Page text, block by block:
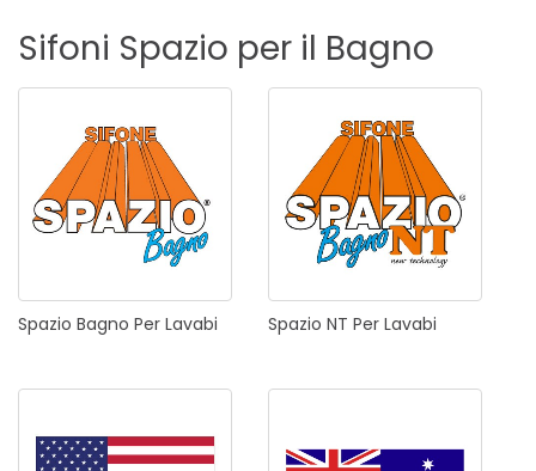
Sifoni Spazio per il Bagno
Spazio Bagno Per Lavabi Spazio NT Per Lavabi